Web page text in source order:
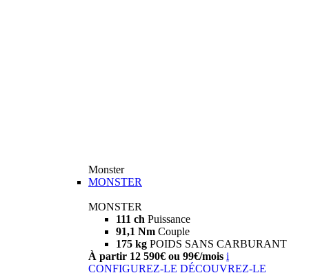
Monster
MONSTER
MONSTER
111 ch Puissance
91,1 Nm Couple
175 kg POIDS SANS CARBURANT
À partir 12 590€ ou 99€/mois i
CONFIGUREZ-LE DÉCOUVREZ-LE